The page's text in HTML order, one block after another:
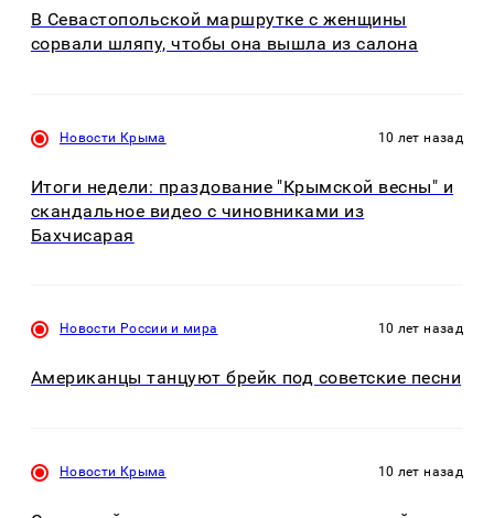
В Севастопольской маршрутке с женщины
сорвали шляпу, чтобы она вышла из салона
Новости Крыма 10 лет назад
Итоги недели: праздование "Крымской весны" и
скандальное видео с чиновниками из
Бахчисарая
Новости России и мира 10 лет назад
Американцы танцуют брейк под советские песни
Новости Крыма 10 лет назад